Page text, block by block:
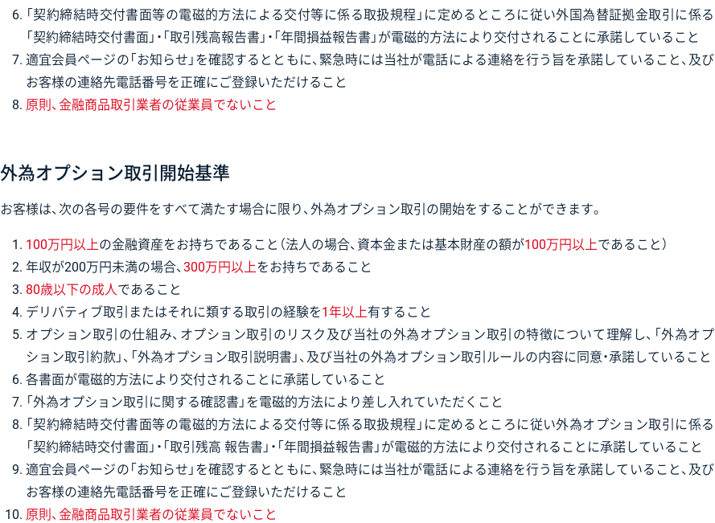
「契約締結時交付書面等の電磁的方法による交付等に係る取扱規程」に定めるところに従い外国為替証拠金取引に係る
「契約締結時交付書面」・「取引残高報告書」・「年間損益報告書」が電磁的方法により交付されることに承諾していること
適宜会員ページの「お知らせ」を確認するとともに、緊急時には当社が電話による連絡を行う旨を承諾していること、及び
お客様の連絡先電話番号を正確にご登録いただけること
原則、金融商品取引業者の従業員でないこと
外為オプション取引開始基準
お客様は、次の各号の要件をすべて満たす場合に限り、外為オプション取引の開始をすることができます。
100万円以上の金融資産をお持ちであること（法人の場合、資本金または基本財産の額が100万円以上であること）
年収が200万円未満の場合、 300万円以上をお持ちであること
80歳以下の成人であること
デリバティブ取引またはそれに類する取引の経験を1年以上有すること
オプション取引の仕組み、オプション取引のリスク及び当社の外為オプション取引の特徴について理解し、「外為オプ
ション取引約款」、「外為オプション取引説明書」、及び当社の外為オプション取引ルールの内容に同意・承諾していること
各書面が電磁的方法により交付されることに承諾していること
「外為オプション取引に関する確認書」を電磁的方法により差し入れていただくこと
「契約締結時交付書面等の電磁的方法による交付等に係る取扱規程」に定めるところに従い外為オプション取引に係る
「契約締結時交付書面」・「取引残高 報告書」・「年間損益報告書」が電磁的方法により交付されることに承諾していること
適宜会員ページの「お知らせ」を確認するとともに、緊急時には当社が電話による連絡を行う旨を承諾していること、及び
お客様の連絡先電話番号を正確にご登録いただけること
原則、金融商品取引業者の従業員でないこと